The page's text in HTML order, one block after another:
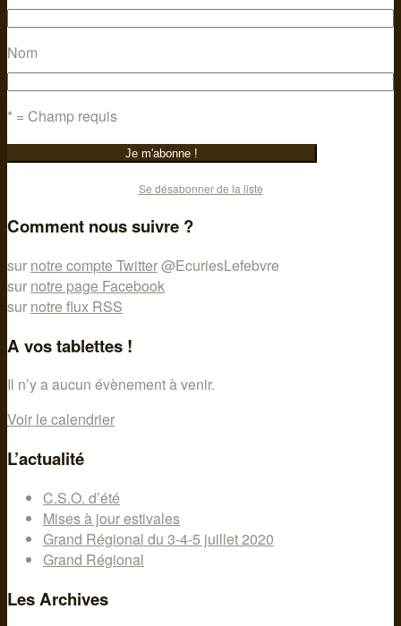
Nom
* = Champ requis
Se désabonner de la liste
Comment nous suivre ?
sur notre compte Twitter@EcuriesLefebvre
sur notre page Facebook
sur notre flux RSS
A vos tablettes !
Il n’y a aucun évènement à venir.
Voir le calendrier
L’actualité
C.S.O. d’été
Mises à jour estivales
Grand Régional du 3-4-5 juillet 2020
Grand Régional
Les Archives